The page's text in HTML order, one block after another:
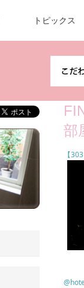
トピックス
部
【303